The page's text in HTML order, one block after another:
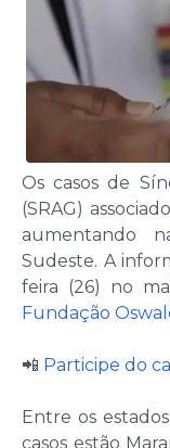
Os casos de
(SRAG)
aumentando
Sudeste. A
feira (26) no
Fundação
📲 Participe do
Entre os
casos estão